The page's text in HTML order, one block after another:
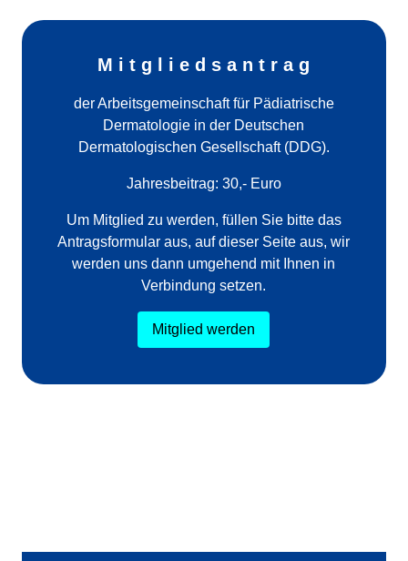
M i t g l i e d s a n t r a g
der Arbeitsgemeinschaft für Pädiatrische
Dermatologie in der Deutschen
Dermatologischen Gesellschaft (DDG).
Jahresbeitrag: 30,- Euro
Um Mitglied zu werden, füllen Sie bitte das
Antragsformular aus, auf dieser Seite aus, wir
werden uns dann umgehend mit Ihnen in
Verbindung setzen.
Mitglied werden